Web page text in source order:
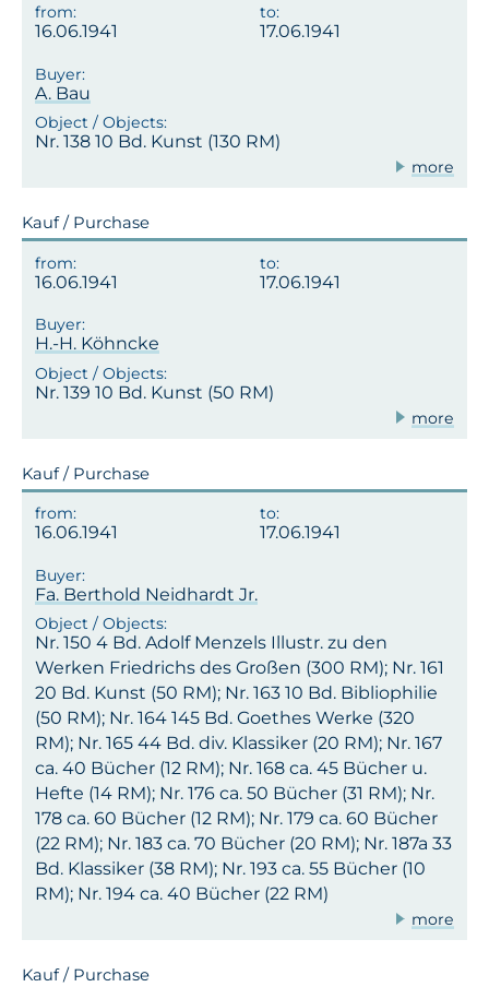
16.06.1941 17.06.1941
A. Bau
Nr. 138 10 Bd. Kunst (130 RM)
more
Kauf / Purchase
16.06.1941 17.06.1941
H.-H. Köhncke
Nr. 139 10 Bd. Kunst (50 RM)
more
Kauf / Purchase
16.06.1941 17.06.1941
Fa. Berthold Neidhardt Jr.
Nr. 150 4 Bd. Adolf Menzels Illustr. zu den
Werken Friedrichs des Großen (300 RM); Nr. 161
20 Bd. Kunst (50 RM); Nr. 163 10 Bd. Bibliophilie
(50 RM); Nr. 164 145 Bd. Goethes Werke (320
RM); Nr. 165 44 Bd. div. Klassiker (20 RM); Nr. 167
ca. 40 Bücher (12 RM); Nr. 168 ca. 45 Bücher u.
Hefte (14 RM); Nr. 176 ca. 50 Bücher (31 RM); Nr.
178 ca. 60 Bücher (12 RM); Nr. 179 ca. 60 Bücher
(22 RM); Nr. 183 ca. 70 Bücher (20 RM); Nr. 187a 33
Bd. Klassiker (38 RM); Nr. 193 ca. 55 Bücher (10
RM); Nr. 194 ca. 40 Bücher (22 RM)
more
Kauf / Purchase